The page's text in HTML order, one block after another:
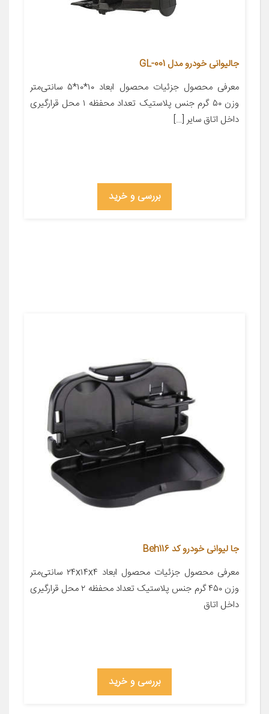
جالیوانی خودرو مدل GL-001
معرفی محصول جزئیات محصول ابعاد ۱۰*۱۰*۵ سانتی‌متر
وزن ۵۰ گرم جنس پلاستیک تعداد محفظه ۱ محل قرارگیری
داخل اتاق سایر […]
بررسی و خرید
جا لیوانی خودرو کد Beh116
معرفی محصول جزئیات محصول ابعاد ۲۴x۱۴x۴ سانتی‌متر
وزن ۴۵۰ گرم جنس پلاستیک تعداد محفظه ۲ محل قرارگیری
داخل اتاق
بررسی و خرید